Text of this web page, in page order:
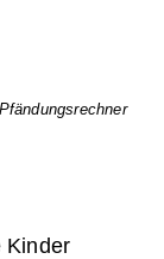
Kinder